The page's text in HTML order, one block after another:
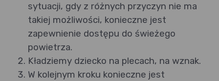
sytuacji, gdy z różnych przyczyn nie ma
takiej możliwości, konieczne jest
zapewnienie dostępu do świeżego
powietrza.
Kładziemy dziecko na plecach, na wznak.
W kolejnym kroku konieczne jest